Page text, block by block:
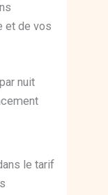
et de vos
nuit
le tarif